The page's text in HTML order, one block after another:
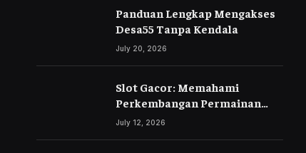
Panduan Lengkap Mengakses
Desa55 Tanpa Kendala
July 20, 2026
Slot Gacor: Memahami
Perkembangan Permainan
Slot Digital di Era Modern
July 12, 2026